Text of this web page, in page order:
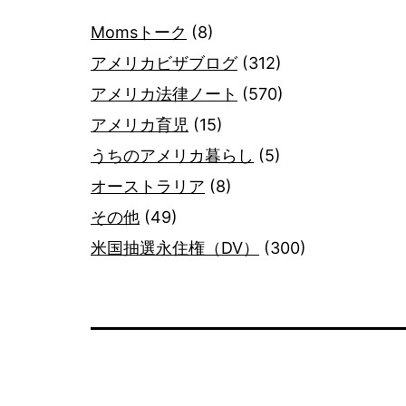
Momsトーク (8)
アメリカビザブログ(312)
アメリカ法律ノート (570)
アメリカ育児 (15)
うちのアメリカ暮らし (5)
オーストラリア (8)
その他 (49)
米国抽選永住権（DV）
(300)